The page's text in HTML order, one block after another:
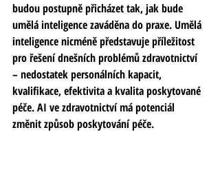
budou postupně přicházet tak, jak bude
umělá inteligence zaváděna do praxe. Umělá
inteligence nicméně představuje příležitost
pro řešení dnešních problémů zdravotnictví
– nedostatek personálních kapacit,
kvalifikace, efektivita a kvalita poskytované
péče. AI ve zdravotnictví má potenciál
změnit způsob poskytování péče.